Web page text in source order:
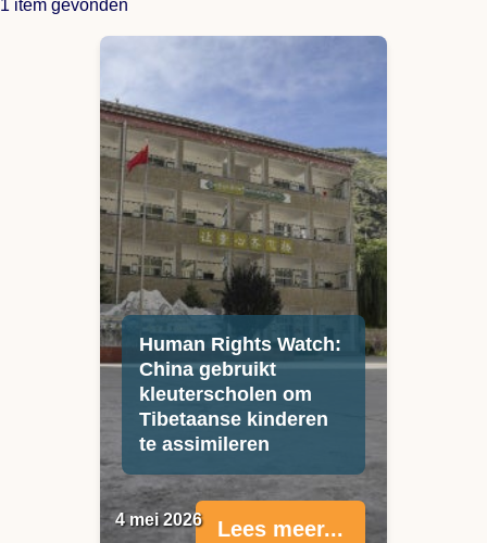
1 item gevonden
4 mei 2026
Human Rights Watch:
China gebruikt
kleuterscholen om
Tibetaanse kinderen
te assimileren
Lees meer...